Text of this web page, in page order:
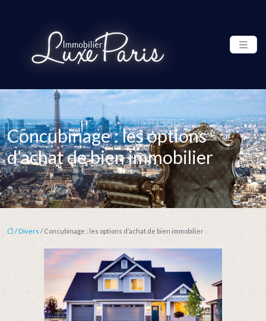
Concubinage : les options
d’achat de bien immobilier
/Divers / Concubinage : les options d’achat de bien immobilier